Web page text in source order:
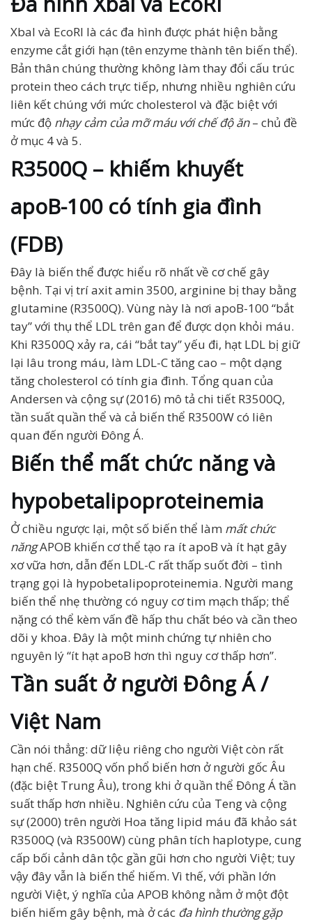
XbaI và EcoRI là các đa hình được phát hiện bằng
enzyme cắt giới hạn (tên enzyme thành tên biến thể).
Bản thân chúng thường không làm thay đổi cấu trúc
protein theo cách trực tiếp, nhưng nhiều nghiên cứu
liên kết chúng với mức cholesterol và đặc biệt với
mức độ nhạy cảm của mỡ máu với chế độ ăn– chủ đề
ở mục 4 và 5.
R3500Q – khiếm khuyết
apoB-100 có tính gia đình
(FDB)
Đây là biến thể được hiểu rõ nhất về cơ chế gây
bệnh. Tại vị trí axit amin 3500, arginine bị thay bằng
glutamine (R3500Q). Vùng này là nơi apoB-100 “bắt
tay” với thụ thể LDL trên gan để được dọn khỏi máu.
Khi R3500Q xảy ra, cái “bắt tay” yếu đi, hạt LDL bị giữ
lại lâu trong máu, làm LDL-C tăng cao – một dạng
tăng cholesterol có tính gia đình. Tổng quan của
Andersen và cộng sự (2016) mô tả chi tiết R3500Q,
tần suất quần thể và cả biến thể R3500W có liên
quan đến người Đông Á.
Biến thể mất chức năng và
hypobetalipoproteinemia
Ở chiều ngược lại, một số biến thể làm mất chức
năngAPOB khiến cơ thể tạo ra ít apoB và ít hạt gây
xơ vữa hơn, dẫn đến LDL-C rất thấp suốt đời – tình
trạng gọi là hypobetalipoproteinemia. Người mang
biến thể nhẹ thường có nguy cơ tim mạch thấp; thể
nặng có thể kèm vấn đề hấp thu chất béo và cần theo
dõi y khoa. Đây là một minh chứng tự nhiên cho
nguyên lý “ít hạt apoB hơn thì nguy cơ thấp hơn”.
Tần suất ở người Đông Á /
Việt Nam
Cần nói thẳng: dữ liệu riêng cho người Việt còn rất
hạn chế. R3500Q vốn phổ biến hơn ở người gốc Âu
(đặc biệt Trung Âu), trong khi ở quần thể Đông Á tần
suất thấp hơn nhiều. Nghiên cứu của Teng và cộng
sự (2000) trên người Hoa tăng lipid máu đã khảo sát
R3500Q (và R3500W) cùng phân tích haplotype, cung
cấp bối cảnh dân tộc gần gũi hơn cho người Việt; tuy
vậy đây vẫn là biến thể hiếm. Vì thế, với phần lớn
người Việt, ý nghĩa của APOB không nằm ở một đột
biến hiếm gây bệnh, mà ở các đa hình thường gặp